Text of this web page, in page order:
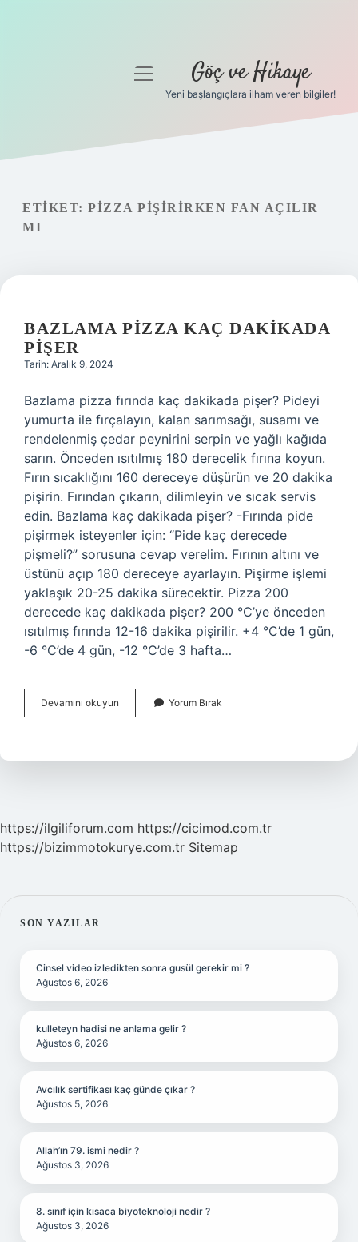
Gizlilik Politikası
Hakkımızda
menüyü
Göç ve Hikaye
Yeni başlangıçlara ilham veren bilgiler!
ETIKET: PIZZA PIŞIRIRKEN FAN AÇILIR
MI
BAZLAMA PIZZA KAÇ DAKIKADA
PIŞER
Tarih: Aralık 9, 2024
Bazlama pizza fırında kaç dakikada pişer? Pideyi
yumurta ile fırçalayın, kalan sarımsağı, susamı ve
rendelenmiş çedar peynirini serpin ve yağlı kağıda
sarın. Önceden ısıtılmış 180 derecelik fırına koyun.
Fırın sıcaklığını 160 dereceye düşürün ve 20 dakika
pişirin. Fırından çıkarın, dilimleyin ve sıcak servis
edin. Bazlama kaç dakikada pişer? -Fırında pide
pişirmek isteyenler için: “Pide kaç derecede
pişmeli?” sorusuna cevap verelim. Fırının altını ve
üstünü açıp 180 dereceye ayarlayın. Pişirme işlemi
yaklaşık 20-25 dakika sürecektir. Pizza 200
derecede kaç dakikada pişer? 200 °C’ye önceden
ısıtılmış fırında 12-16 dakika pişirilir. +4 °C’de 1 gün,
-6 °C’de 4 gün, -12 °C’de 3 hafta…
Devamını okuyun Bazlama
Pizza
Pişer
Yorum Bırak
https://ilgiliforum.com https://cicimod.com.tr
https://bizimmotokurye.com.tr Sitemap
SIDEBAR
SON YAZILAR
Cinsel video izledikten sonra gusül gerekir mi ?
Ağustos 6, 2026
kulleteyn hadisi ne anlama gelir ?
Ağustos 6, 2026
Avcılık sertifikası kaç günde çıkar ?
Ağustos 5, 2026
Allah’ın 79. ismi nedir ?
Ağustos 3, 2026
8. sınıf için kısaca biyoteknoloji nedir ?
Ağustos 3, 2026